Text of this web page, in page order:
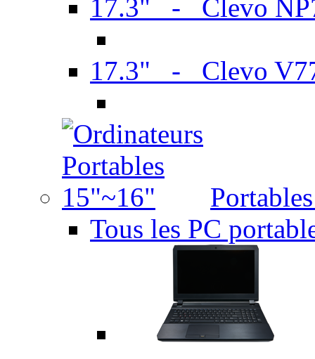
17.3" - Clevo
17.3" - Clevo
Tous les PC